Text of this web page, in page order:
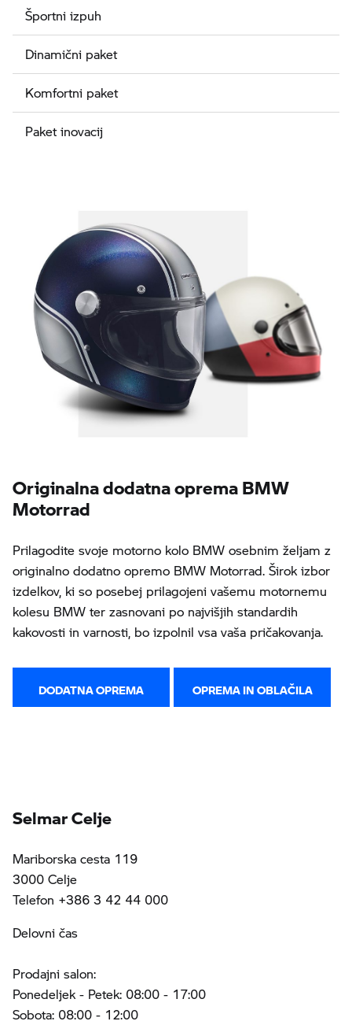
Športni izpuh
Dinamični paket
Komfortni paket
Paket inovacij
Originalna dodatna oprema BMW
Motorrad
Prilagodite svoje motorno kolo BMW osebnim željam z
originalno dodatno opremo BMW Motorrad. Širok izbor
izdelkov, ki so posebej prilagojeni vašemu motornemu
kolesu BMW ter zasnovani po najvišjih standardih
kakovosti in varnosti, bo izpolnil vsa vaša pričakovanja.
DODATNA OPREMA OPREMA IN OBLAČILA
Selmar Celje
Mariborska cesta 119
3000 Celje
Telefon +386 3 42 44 000
Delovni čas
Prodajni salon:
Ponedeljek - Petek: 08:00 - 17:00
Sobota: 08:00 - 12:00